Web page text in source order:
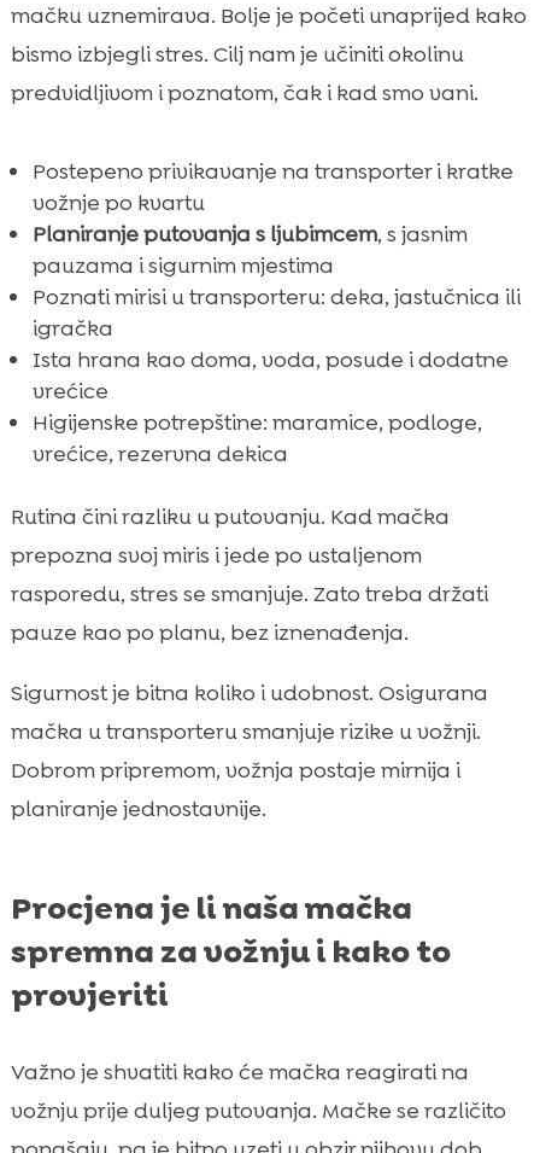
mačku uznemirava. Bolje je početi unaprijed kako
bismo izbjegli stres. Cilj nam je učiniti okolinu
predvidljivom i poznatom, čak i kad smo vani.
Postepeno privikavanje na transporter i kratke
vožnje po kvartu
Planiranje putovanja s ljubimcem, s jasnim
pauzama i sigurnim mjestima
Poznati mirisi u transporteru: deka, jastučnica ili
igračka
Ista hrana kao doma, voda, posude i dodatne
vrećice
Higijenske potrepštine: maramice, podloge,
vrećice, rezervna dekica
Rutina čini razliku u putovanju. Kad mačka
prepozna svoj miris i jede po ustaljenom
rasporedu, stres se smanjuje. Zato treba držati
pauze kao po planu, bez iznenađenja.
Sigurnost je bitna koliko i udobnost. Osigurana
mačka u transporteru smanjuje rizike u vožnji.
Dobrom pripremom, vožnja postaje mirnija i
planiranje jednostavnije.
Procjena je li naša mačka
spremna za vožnju i kako to
provjeriti
Važno je shvatiti kako će mačka reagirati na
vožnju prije duljeg putovanja. Mačke se različito